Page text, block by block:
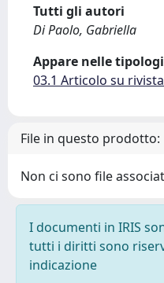
Tutti gli autori
Di Paolo, Gabriella
Appare nelle
03.1 Articolo su
File in questo prodotto:
Non ci sono file
I documenti in IRIS
tutti i diritti sono
indicazione